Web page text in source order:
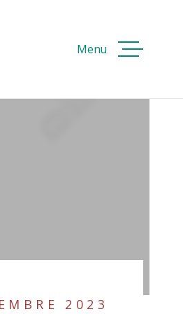
LOUER
Menu
2023